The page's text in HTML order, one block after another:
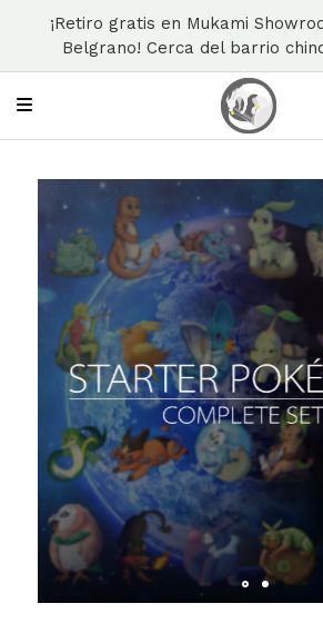
¡Retiro gratis en Mukami
Belgrano! Cerca del barrio